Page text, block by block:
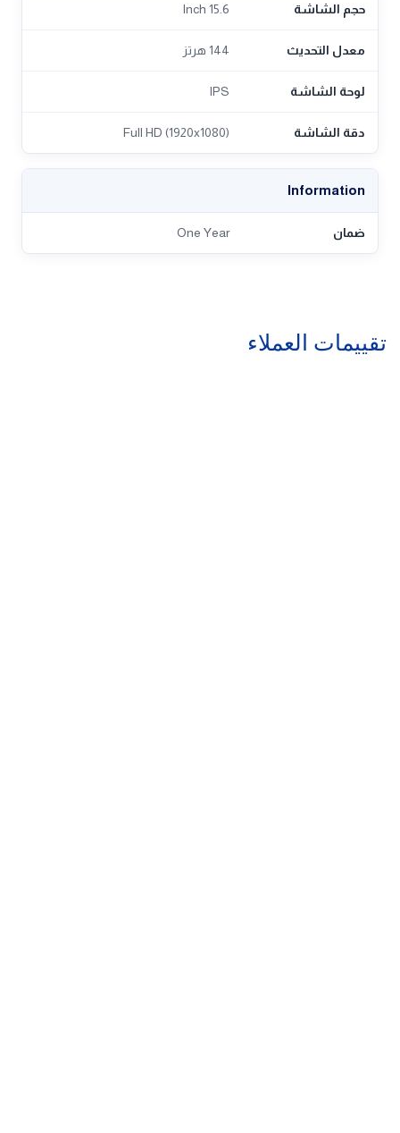
حجم الشاشة 15.6 Inch
معدل التحديث 144 هرتز
لوحة الشاشة IPS
دقة الشاشة Full HD (1920x1080)
Information
ضمان One Year
تقييمات العملاء